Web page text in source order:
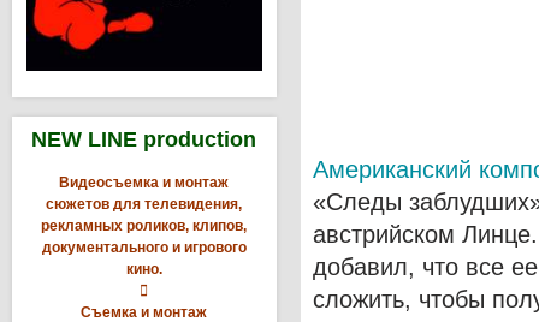
NEW LINE production
Видеосъемка и монтаж
сюжетов для телевидения,
рекламных роликов, клипов,
документального и игрового
кино.

Съемка и монтаж
Американский
«Следы
австрийском
добавил, что все
сложить, чтобы